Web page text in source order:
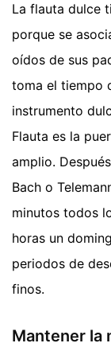
La flauta dulce
porque se
oídos de sus
toma el tiempo
instrumento
Flauta es la
amplio.
Bach o
minutos todos
horas un
periodos de
finos.
Mantener la